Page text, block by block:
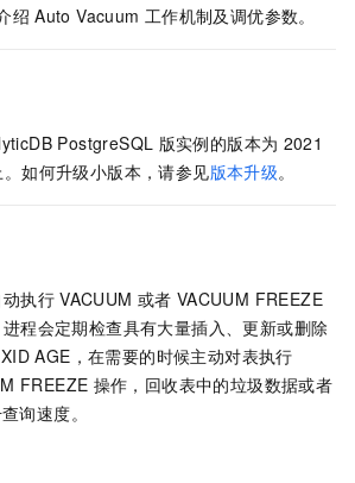
绍 Auto Vacuum 工作机制及调优参数。
PostgreSQL 版实例的版本为 2021
。如何升级小版本，请参见版本升级。
执行 VACUUM 或者 VACUUM FREEZE
进程会定期检查具有大量插入、更新或删除
XID AGE，在需要的时候主动对表执行
FREEZE 操作，回收表中的垃圾数据或者
询速度。